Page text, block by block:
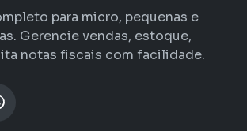
para micro, pequenas e
Gerencie vendas, estoque,
notas fiscais com facilidade.